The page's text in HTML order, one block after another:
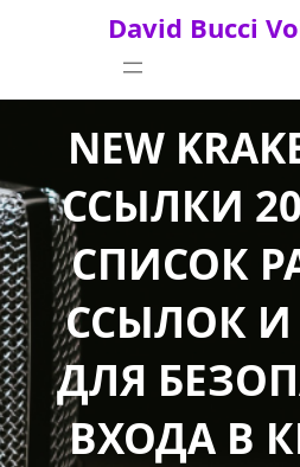
David Bucci
NEW
ССЫЛКИ
СПИСОК
ССЫЛОК И
ДЛЯ
ВХОДА В